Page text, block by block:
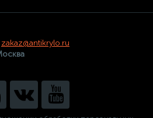
zakaz@antikrylo.ru